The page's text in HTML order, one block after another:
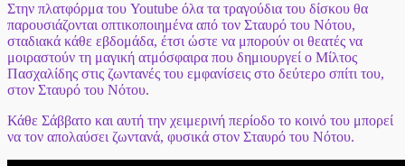
Στην πλατφόρμα του Youtube όλα τα τραγούδια του δίσκου θα
παρουσιάζονται οπτικοποιημένα από τον Σταυρό του Νότου,
σταδιακά κάθε εβδομάδα, έτσι ώστε να μπορούν οι θεατές να
μοιραστούν τη μαγική ατμόσφαιρα που δημιουργεί ο Μίλτος
Πασχαλίδης στις ζωντανές του εμφανίσεις στο δεύτερο σπίτι του,
στον Σταυρό του Νότου.
Κάθε Σάββατο και αυτή την χειμερινή περίοδο το κοινό του μπορεί
να τον απολαύσει ζωντανά, φυσικά στον Σταυρό του Νότου.